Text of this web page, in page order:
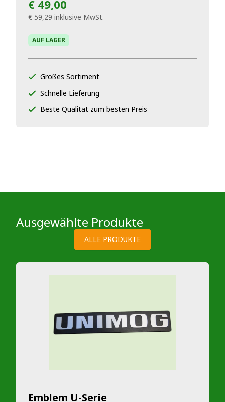
€ 49,00
€ 59,29 inklusive MwSt.
AUF LAGER
Großes Sortiment
Schnelle Lieferung
Beste Qualität zum besten Preis
Ausgewählte Produkte
ALLE PRODUKTE
Emblem U-Serie